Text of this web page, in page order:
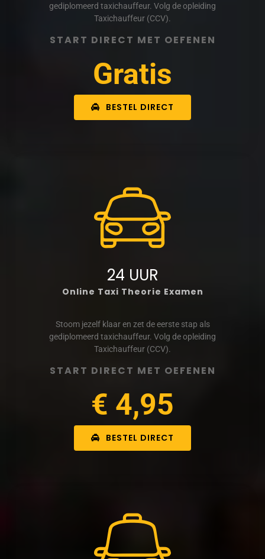
gediplomeerd taxichauffeur. Volg de opleiding
Taxichauffeur (CCV).
START DIRECT MET OEFENEN
Gratis
BESTEL DIRECT
24 UUR
Online Taxi Theorie Examen
Stoom jezelf klaar en zet de eerste stap als
gediplomeerd taxichauffeur. Volg de opleiding
Taxichauffeur (CCV).
START DIRECT MET OEFENEN
€ 4,95
BESTEL DIRECT